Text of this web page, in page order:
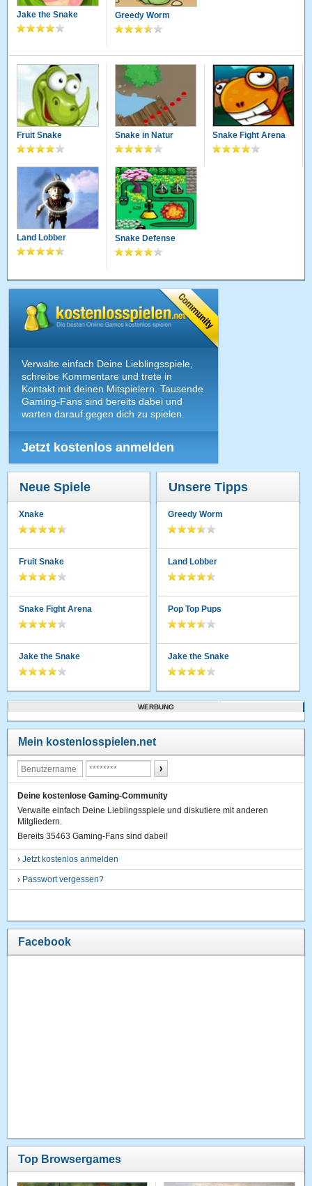
Jake the Snake Greedy Worm
Fruit Snake Snake in Natur Snake Fight Arena
Land Lobber Snake Defense
Verwalte einfach Deine Lieblingsspiele,
schreibe Kommentare und trete in
Kontakt mit deinen Mitspielern. Tausende
Gaming-Fans sind bereits dabei und
warten darauf gegen dich zu spielen.
Jetzt kostenlos anmelden
Neue Spiele
Xnake
Fruit Snake
Snake Fight Arena
Jake the Snake
Unsere Tipps
Greedy Worm
Land Lobber
Pop Top Pups
Jake the Snake
WERBUNG
Mein kostenlosspielen.net
Deine kostenlose Gaming-Community
Verwalte einfach Deine Lieblingsspiele und diskutiere mit anderen
Mitgliedern.
Bereits 35463 Gaming-Fans sind dabei!
›Jetzt kostenlos anmelden
› Passwort vergessen?
Facebook
Top Browsergames